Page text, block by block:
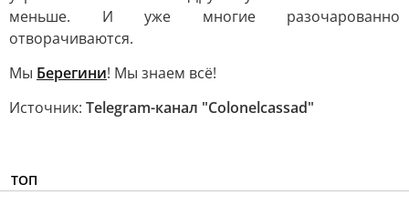
меньше. И уже многие разочарованно
отворачиваются.
Мы Берегини! Мы знаем всё!
Источник: Telegram-канал "Colonelcassad"
ТОП